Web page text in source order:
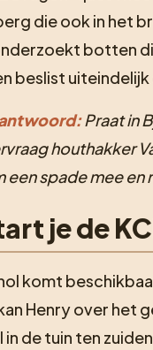
die ook in het
botten
beslist
Praat in
houthakker
een spade mee
je de
komt
Henry over het
in de tuin ten